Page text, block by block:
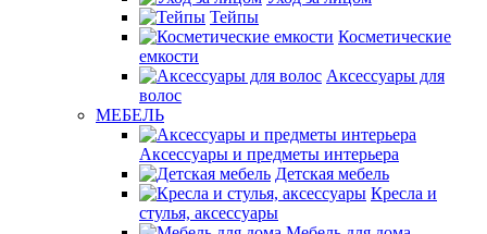
Тейпы
Косметические
емкости
Аксессуары для
волос
МЕБЕЛЬ
Аксессуары и предметы интерьера
Детская мебель
Кресла и
стулья, аксессуары